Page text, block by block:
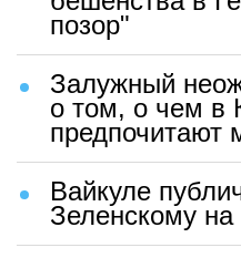
позор"
Залужный
о том, о чем в
предпочитают
Вайкуле
Зеленскому